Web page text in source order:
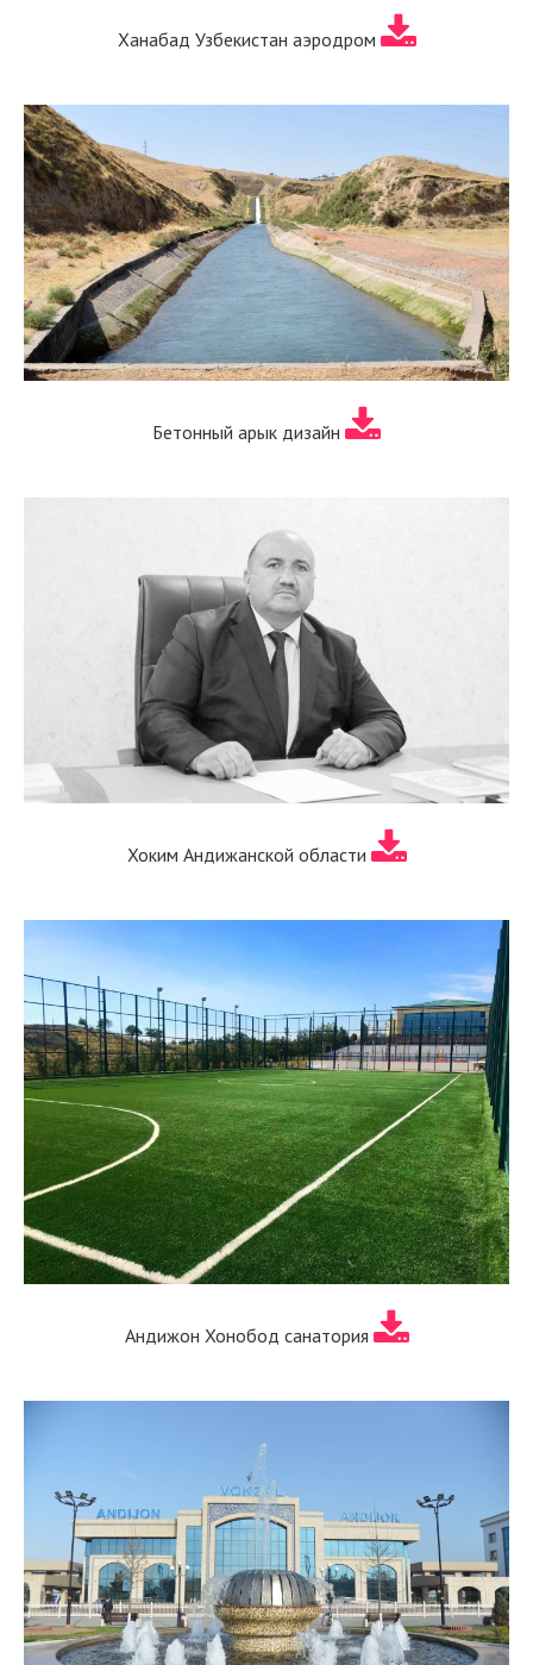
Ханабад Узбекистан аэродром
Бетонный арык дизайн
Хоким Андижанской области
Андижон Хонобод санатория